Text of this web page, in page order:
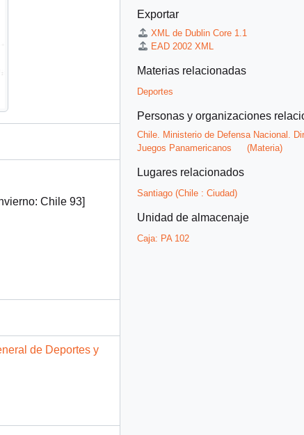
Chile 93]
de Deportes y
Exportar
XML de Dublin Core 1.1
EAD 2002 XML
Materias relacionadas
Deportes
Personas y organizaciones
Chile. Ministerio de Defensa Nacional.
Juegos Panamericanos
(Materia)
Lugares relacionados
Santiago (Chile : Ciudad)
Unidad de almacenaje
Caja: PA 102